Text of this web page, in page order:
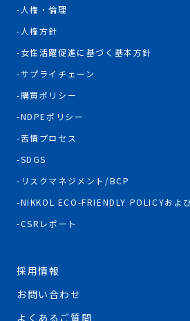
人権・倫理
人権方針
女性活躍促進に基づく基本方針
サプライチェーン
購買ポリシー
NDPEポリシー
苦情プロセス
SDGS
リスクマネジメント/BCP
NIKKOL ECO-FRIENDLY POLICYおよ
CSRレポート
採用情報
お問い合わせ
よくあるご質問